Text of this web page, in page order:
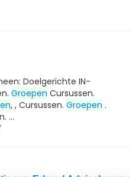
Doelgerichte IN-
Groepen Cursussen.
, , Cursussen. Groepen .
...